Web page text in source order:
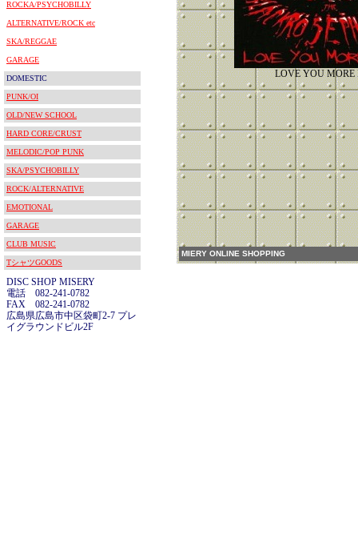
ROCKA/PSYCHOBILLY
ALTERNATIVE/ROCK etc
SKA/REGGAE
GARAGE
DOMESTIC
PUNK/OI
OLD/NEW SCHOOL
HARD CORE/CRUST
MELODIC/POP PUNK
SKA/PSYCHOBILLY
ROCK/ALTERNATIVE
EMOTIONAL
GARAGE
CLUB MUSIC
TシャツGOODS
DISC SHOP MISERY
電話 082-241-0782
FAX 082-241-0782
広島県広島市中区袋町2-7 プレ
イグラウンドビル2F
LOVE YOU MORE
MIERY ONLINE SHOPPING